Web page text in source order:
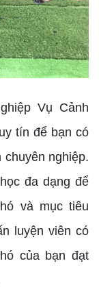
Vụ Cảnh
tín để bạn có
nghiệp.
đa dạng để
và mục tiêu
luyện viên có
của bạn đạt